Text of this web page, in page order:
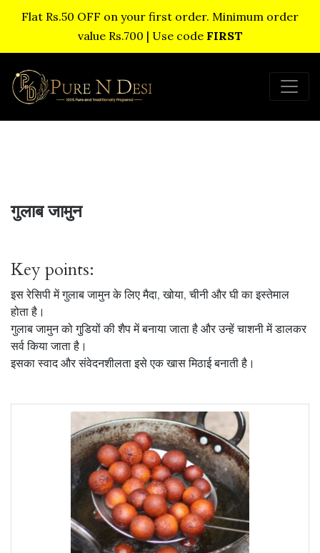
Flat Rs.50 OFF on your first order. Minimum order
value Rs.700 | Use code FIRST
गुलाब जामुन
Key points:
इस रेसिपी में गुलाब जामुन के लिए मैदा, खोया, चीनी और घी का इस्तेमाल
होता है।
गुलाब जामुन को गुडि़यों की शैप में बनाया जाता है और उन्हें चाशनी में डालकर
सर्व किया जाता है।
इसका स्वाद और संवेदनशीलता इसे एक खास मिठाई बनाती है।